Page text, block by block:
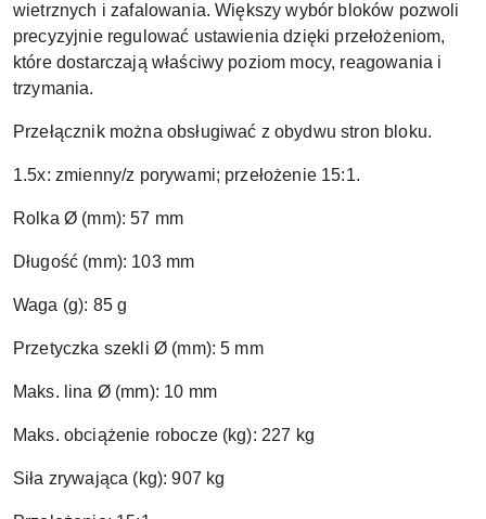
wietrznych i zafalowania. Większy wybór bloków pozwoli
precyzyjnie regulować ustawienia dzięki przełożeniom,
które dostarczają właściwy poziom mocy, reagowania i
trzymania.
Przełącznik można obsługiwać z obydwu stron bloku.
1.5x: zmienny/z porywami; przełożenie 15:1.
Rolka Ø (mm): 57 mm
Długość (mm): 103 mm
Waga (g): 85 g
Przetyczka szekli Ø (mm): 5 mm
Maks. lina Ø (mm): 10 mm
Maks. obciążenie robocze (kg): 227 kg
Siła zrywająca (kg): 907 kg